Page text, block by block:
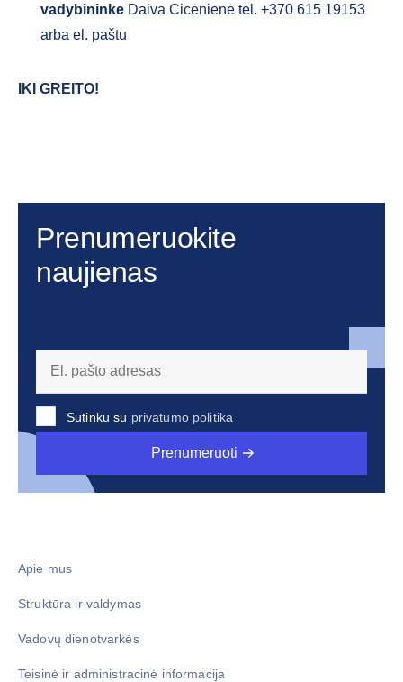
vadybininke Daiva Cicėnienė tel. +370 615 19153
arba el. paštu
IKI GREITO!
Prenumeruokite
naujienas
Sutinku su privatumo politika
Prenumeruoti
Apie mus
Struktūra ir valdymas
Vadovų dienotvarkės
Teisinė ir administracinė informacija